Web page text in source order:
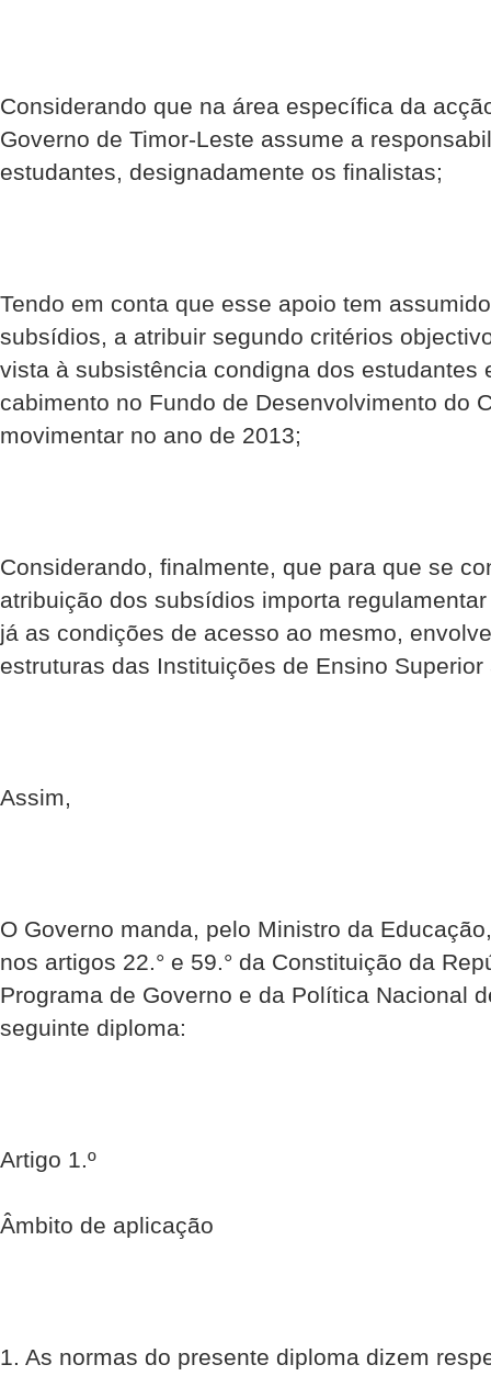
Considerando que na área específica da
Governo de Timor-Leste assume a
estudantes, designadamente os finalistas;
Tendo em conta que esse apoio tem
subsídios, a atribuir segundo critérios
vista à subsistência condigna dos estudantes
cabimento no Fundo de Desenvolvimento do
movimentar no ano de 2013;
Considerando, finalmente, que para que se
atribuição dos subsídios importa
já as condições de acesso ao mesmo,
estruturas das Instituições de Ensino
Assim,
O Governo manda, pelo Ministro da
nos artigos 22.° e 59.° da Constituição da
Programa de Governo e da Política Nacional
seguinte diploma:
Artigo 1.º
Âmbito de aplicação
1. As normas do presente diploma dizem